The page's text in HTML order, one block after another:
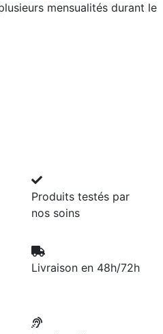
mensualités durant le
Produits testés par
nos soins
Livraison en 48h/72h